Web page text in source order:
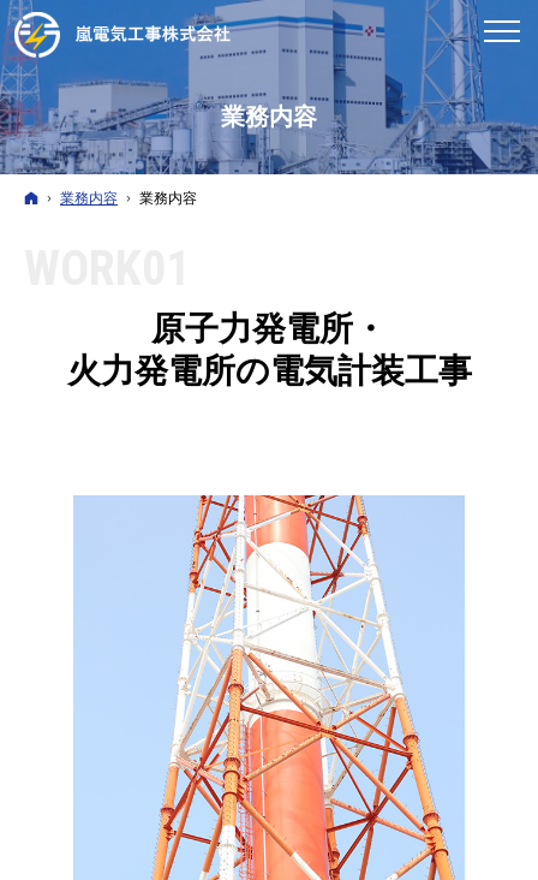
業務内容
ホーム
業務内容 業務内容
原子力発電所・
火力発電所の電気計装工事